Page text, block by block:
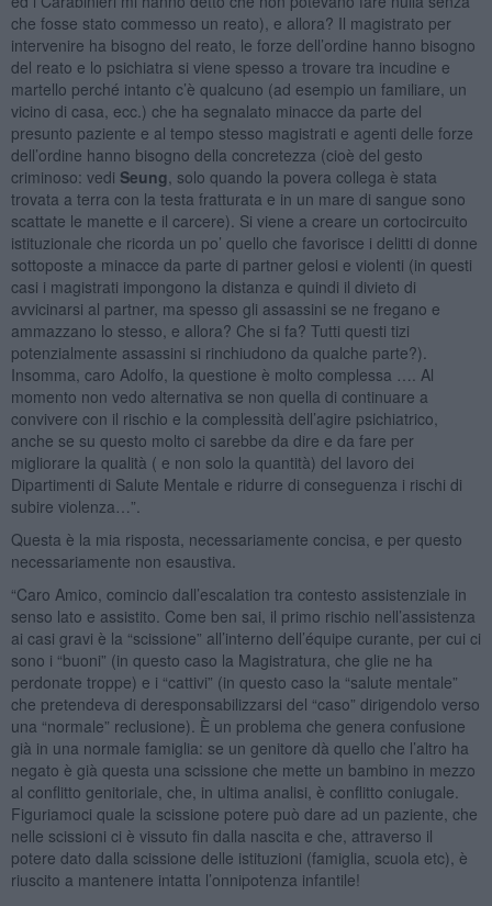
che fosse stato commesso un reato), e allora? Il magistrato per
intervenire ha bisogno del reato, le forze dell’ordine hanno bisogno
del reato e lo psichiatra si viene spesso a trovare tra incudine e
martello perché intanto c’è qualcuno (ad esempio un familiare, un
vicino di casa, ecc.) che ha segnalato minacce da parte del
presunto paziente e al tempo stesso magistrati e agenti delle forze
dell’ordine hanno bisogno della concretezza (cioè del gesto
criminoso: vedi Seung , solo quando la povera collega è stata
trovata a terra con la testa fratturata e in un mare di sangue sono
scattate le manette e il carcere). Si viene a creare un cortocircuito
istituzionale che ricorda un po’ quello che favorisce i delitti di donne
sottoposte a minacce da parte di partner gelosi e violenti (in questi
casi i magistrati impongono la distanza e quindi il divieto di
avvicinarsi al partner, ma spesso gli assassini se ne fregano e
ammazzano lo stesso, e allora? Che si fa? Tutti questi tizi
potenzialmente assassini si rinchiudono da qualche parte?).
Insomma, caro Adolfo, la questione è molto complessa …. Al
momento non vedo alternativa se non quella di continuare a
convivere con il rischio e la complessità dell’agire psichiatrico,
anche se su questo molto ci sarebbe da dire e da fare per
migliorare la qualità ( e non solo la quantità) del lavoro dei
Dipartimenti di Salute Mentale e ridurre di conseguenza i rischi di
subire violenza…”.
Questa è la mia risposta, necessariamente concisa, e per questo
necessariamente non esaustiva.
“Caro Amico, comincio dall’escalation tra contesto assistenziale in
senso lato e assistito. Come ben sai, il primo rischio nell’assistenza
ai casi gravi è la “scissione” all’interno dell’équipe curante, per cui ci
sono i “buoni” (in questo caso la Magistratura, che glie ne ha
perdonate troppe) e i “cattivi” (in questo caso la “salute mentale”
che pretendeva di deresponsabilizzarsi del “caso” dirigendolo verso
una “normale” reclusione). È un problema che genera confusione
già in una normale famiglia: se un genitore dà quello che l’altro ha
negato è già questa una scissione che mette un bambino in mezzo
al conflitto genitoriale, che, in ultima analisi, è conflitto coniugale.
Figuriamoci quale la scissione potere può dare ad un paziente, che
nelle scissioni ci è vissuto fin dalla nascita e che, attraverso il
potere dato dalla scissione delle istituzioni (famiglia, scuola etc), è
riuscito a mantenere intatta l’onnipotenza infantile!